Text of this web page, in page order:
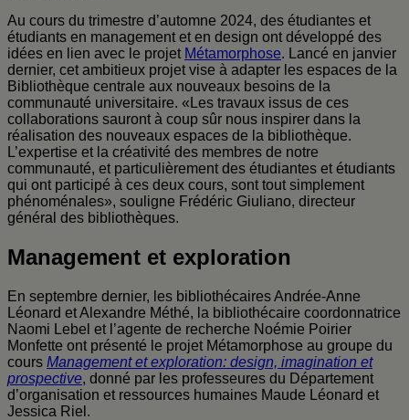
Au cours du trimestre d’automne 2024, des étudiantes et
étudiants en management et en design ont développé des
idées en lien avec le projet Métamorphose. Lancé en janvier
dernier, cet ambitieux projet vise à adapter les espaces de la
Bibliothèque centrale aux nouveaux besoins de la
communauté universitaire. «Les travaux issus de ces
collaborations sauront à coup sûr nous inspirer dans la
réalisation des nouveaux espaces de la bibliothèque.
L’expertise et la créativité des membres de notre
communauté, et particulièrement des étudiantes et étudiants
qui ont participé à ces deux cours, sont tout simplement
phénoménales», souligne Frédéric Giuliano, directeur
général des bibliothèques.
Management et exploration
En septembre dernier, les bibliothécaires Andrée-Anne
Léonard et Alexandre Méthé, la bibliothécaire coordonnatrice
Naomi Lebel et l’agente de recherche Noémie Poirier
Monfette ont présenté le projet Métamorphose au groupe du
cours Management et exploration: design, imagination et
prospective, donné par les professeures du Département
d’organisation et ressources humaines Maude Léonard et
Jessica Riel.